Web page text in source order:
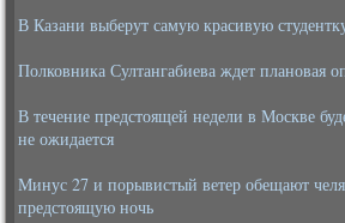
В Казани выберут самую красивую
Полковника Султангабиева ждет плановая
В течение предстоящей недели в Москве
не ожидается
Минус 27 и порывистый ветер обещают
предстоящую ночь